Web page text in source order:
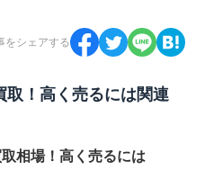
をシェアする
取！高く売るには関連
相場！高く売るには